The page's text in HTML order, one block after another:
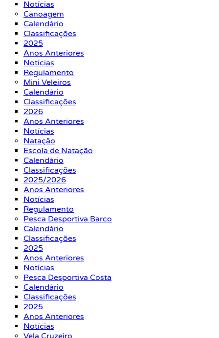
Notícias
Canoagem
Calendário
Classificações
2025
Anos Anteriores
Notícias
Regulamento
Mini Veleiros
Calendário
Classificações
2026
Anos Anteriores
Notícias
Natação
Escola de Natação
Calendário
Classificações
2025/2026
Anos Anteriores
Notícias
Regulamento
Pesca Desportiva Barco
Calendário
Classificações
2025
Anos Anteriores
Notícias
Pesca Desportiva Costa
Calendário
Classificações
2025
Anos Anteriores
Notícias
Vela Cruzeiro